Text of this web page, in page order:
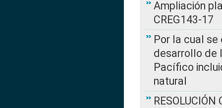
Ampliación
CREG143-17
Por la cual
desarrollo de
Pacífico
natural